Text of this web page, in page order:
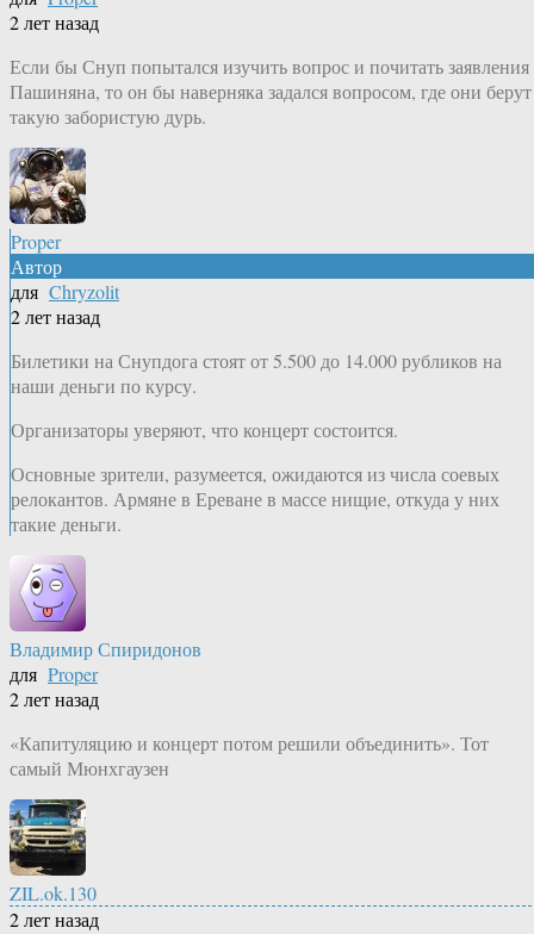
2 лет назад
Если бы Снуп попытался изучить вопрос и почитать заявления
Пашиняна, то он бы наверняка задался вопросом, где они берут
такую забористую дурь.
Proper
Автор
для Chryzolit
2 лет назад
Билетики на Снупдога стоят от 5.500 до 14.000 рубликов на
наши деньги по курсу.
Организаторы уверяют, что концерт состоится.
Основные зрители, разумеется, ожидаются из числа соевых
релокантов. Армяне в Ереване в массе нищие, откуда у них
такие деньги.
Владимир Спиридонов
для Proper
2 лет назад
«Капитуляцию и концерт потом решили объединить». Тот
самый Мюнхгаузен
ZIL.ok.130
2 лет назад